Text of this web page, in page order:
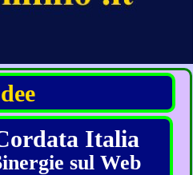
Italia
sul Web